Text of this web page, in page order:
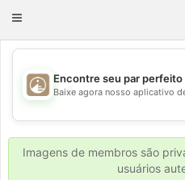
Toggle
💖
💕
Encontre seu par perfeito
Baixe agora nosso aplicativo
Imagens de membros são
usuários